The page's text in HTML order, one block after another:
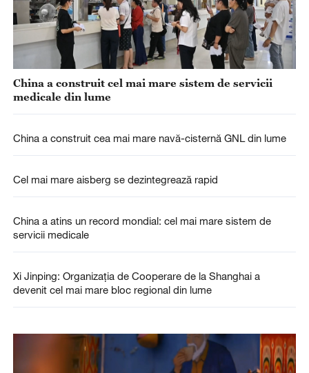
China a construit cel mai mare sistem de servicii
medicale din lume
China a construit cea mai mare navă-cisternă GNL din lume
Cel mai mare aisberg se dezintegrează rapid
China a atins un record mondial: cel mai mare sistem de
servicii medicale
Xi Jinping: Organizația de Cooperare de la Shanghai a
devenit cel mai mare bloc regional din lume